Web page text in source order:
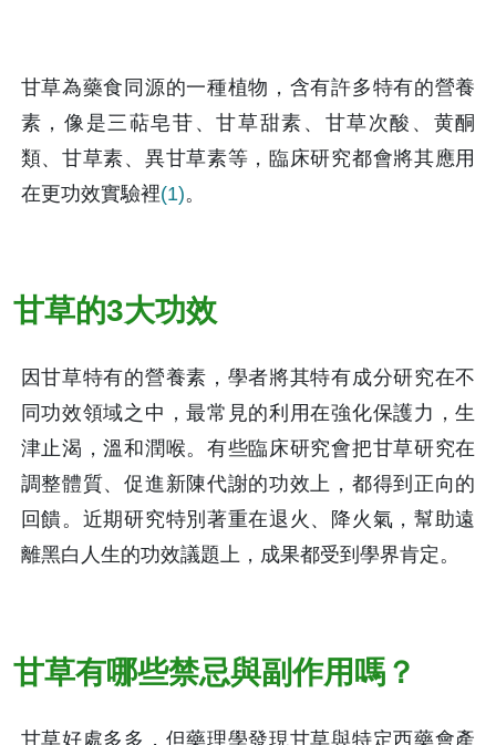
甘草為藥食同源的一種植物，含有許多特有的營養
素，像是三萜皂苷、甘草甜素、甘草次酸、黄酮
類、甘草素、異甘草素等，臨床研究都會將其應用
在更功效實驗裡(1)。
甘草的3大功效
因甘草特有的營養素，學者將其特有成分研究在不
同功效領域之中，最常見的利用在強化保護力，生
津止渴，溫和潤喉。有些臨床研究會把甘草研究在
調整體質、促進新陳代謝的功效上，都得到正向的
回饋。近期研究特別著重在退火、降火氣，幫助遠
離黑白人生的功效議題上，成果都受到學界肯定。
甘草有哪些禁忌與副作用嗎？
甘草好處多多，但藥理學發現甘草與特定西藥會產